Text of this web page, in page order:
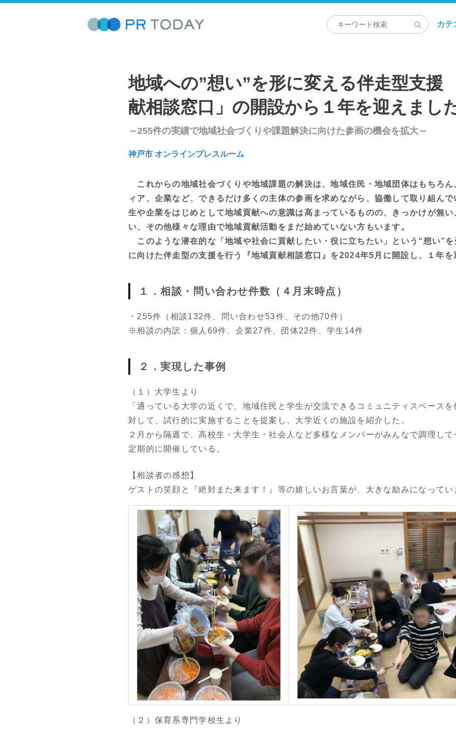
カテ
地域への”想い”を形に変える伴走型支援
献相談窓口」の開設から１年を迎えまし
～255件の実績で地域社会づくりや課題解決に向けた参画の機会を拡大～
神戸市 オンラインプレスルーム
これからの地域社会づくりや地域課題の解決は、地域住民・地域団体はもちろ
ィア、企業など、できるだけ多くの主体の参画を求めながら、協働して取り組ん
生や企業をはじめとして地域貢献への意識は高まっているものの、きっかけが無
い、その他様々な理由で地域貢献活動をまだ始めていない方もいます。
このような潜在的な「地域や社会に貢献したい・役に立ちたい」という“想い”
に向けた伴走型の支援を行う『地域貢献相談窓口』を2024年5月に開設し、１年を
１．相談・問い合わせ件数（４月末時点）
・255件（相談132件、問い合わせ53件、その他70件）
※相談の内訳：個人69件、企業27件、団体22件、学生14件
２．実現した事例
（１）大学生より
「通っている大学の近くで、地域住民と学生が交流できるコミュニティスペース
対して、試行的に実施することを提案し、大学近くの施設を紹介した。
２月から隔週で、高校生・大学生・社会人など多様なメンバーがみんなで調理し
定期的に開催している。
【相談者の感想】
ゲストの笑顔と『絶対また来ます！』等の嬉しいお言葉が、大きな励みになってい
（２）保育系専門学校生より